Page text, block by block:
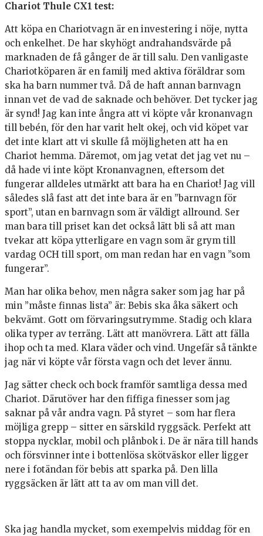
Chariot Thule CX1 test:
Att köpa en Chariotvagn är en investering i nöje, nytta
och enkelhet. De har skyhögt andrahandsvärde på
marknaden de få gånger de är till salu. Den vanligaste
Chariotköparen är en familj med aktiva föräldrar som
ska ha barn nummer två. Då de haft annan barnvagn
innan vet de vad de saknade och behöver. Det tycker jag
är synd! Jag kan inte ångra att vi köpte vår kronanvagn
till bebén, för den har varit helt okej, och vid köpet var
det inte klart att vi skulle få möjligheten att ha en
Chariot hemma. Däremot, om jag vetat det jag vet nu –
då hade vi inte köpt Kronanvagnen, eftersom det
fungerar alldeles utmärkt att bara ha en Chariot! Jag vill
således slå fast att det inte bara är en ”barnvagn för
sport”, utan en barnvagn som är väldigt allround. Ser
man bara till priset kan det också lätt bli så att man
tvekar att köpa ytterligare en vagn som är grym till
vardag OCH till sport, om man redan har en vagn ”som
fungerar”.
Man har olika behov, men några saker som jag har på
min ”måste finnas lista” är: Bebis ska åka säkert och
bekvämt. Gott om förvaringsutrymme. Stadig och klara
olika typer av terräng. Lätt att manövrera. Lätt att fälla
ihop och ta med. Klara väder och vind. Ungefär så tänkte
jag när vi köpte vår första vagn och det lever ännu.
Jag sätter check och bock framför samtliga dessa med
Chariot. Därutöver har den fiffiga finesser som jag
saknar på vår andra vagn. På styret – som har flera
möjliga grepp – sitter en särskild ryggsäck. Perfekt att
stoppa nycklar, mobil och plånbok i. De är nära till hands
och försvinner inte i bottenlösa skötväskor eller ligger
nere i fotändan för bebis att sparka på. Den lilla
ryggsäcken är lätt att ta av om man vill det.
Ska jag handla mycket, som exempelvis middag för en